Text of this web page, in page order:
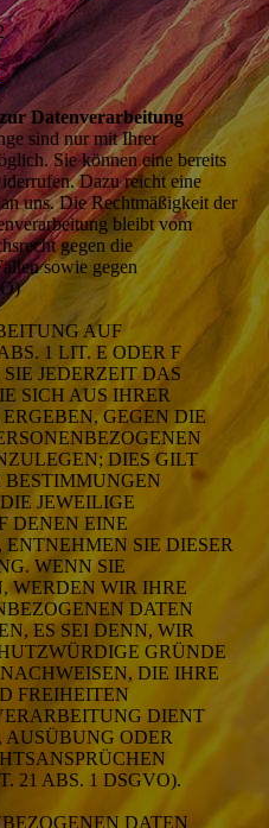
Datenverarbeitung
sind nur mit Ihrer
Sie können eine bereits
Dazu reicht eine
uns. Die Rechtmäßigkeit der
bleibt vom
gegen die
sowie gegen
AUF
1 LIT. E ODER F
JEDERZEIT DAS
SICH AUS IHRER
GEGEN DIE
DIES GILT
BESTIMMUNGEN
JEWEILIGE
DENEN EINE
SIE DIESER
WENN SIE
WERDEN WIR IHRE
DATEN
ES SEI DENN, WIR
GRÜNDE
DIE IHRE
FREIHEITEN
DIENT
ODER
21 ABS. 1 DSGVO).
DATEN